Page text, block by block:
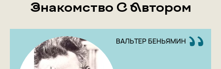
неосуществленной книги в юнце 1920-х — 1930-х
годах и о полемике немецкого мыслителя с другими
интерпретаторами кафков-ской прозы — Гершомом
Шолемом, Вернером Крафтом, Теодором Адорно и
Бертольтом Брехтом.
Знакомство С Автором
ВАЛЬТЕР БЕНЬЯМИН